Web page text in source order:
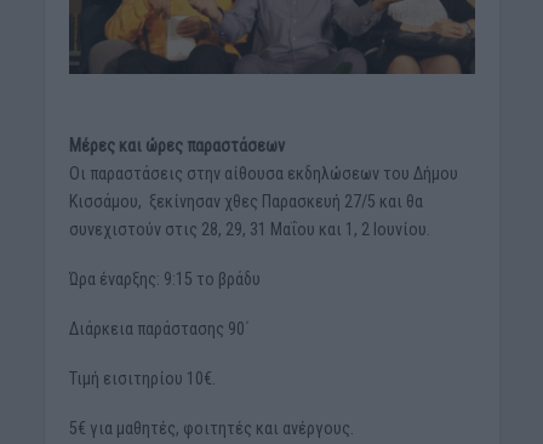
Μέρες και ώρες παραστάσεων
Οι παραστάσεις στην αίθουσα εκδηλώσεων του Δήμου
Κισσάμου, ξεκίνησαν χθες Παρασκευή 27/5 και θα
συνεχιστούν στις 28, 29, 31 Μαΐου και 1, 2 Ιουνίου.
Ώρα έναρξης: 9:15 το βράδυ
Διάρκεια παράστασης 90΄
Τιμή εισιτηρίου 10€.
5€ για μαθητές, φοιτητές και ανέργους.